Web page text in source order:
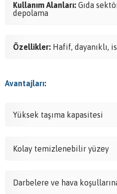
Kullanım Alanları: Gıda
depolama
Özellikler: Hafif, dayanıklı,
Avantajları:
Yüksek taşıma kapasitesi
Kolay temizlenebilir yüzey
Darbelere ve hava